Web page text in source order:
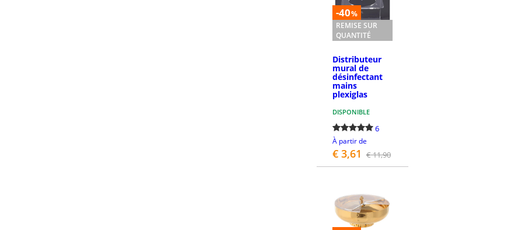
-40%
REMISE SUR
QUANTITÉ
Distributeur
mural de
désinfectant
mains
plexiglas
DISPONIBLE
6
À partir de
€ 3,61 € 11,90